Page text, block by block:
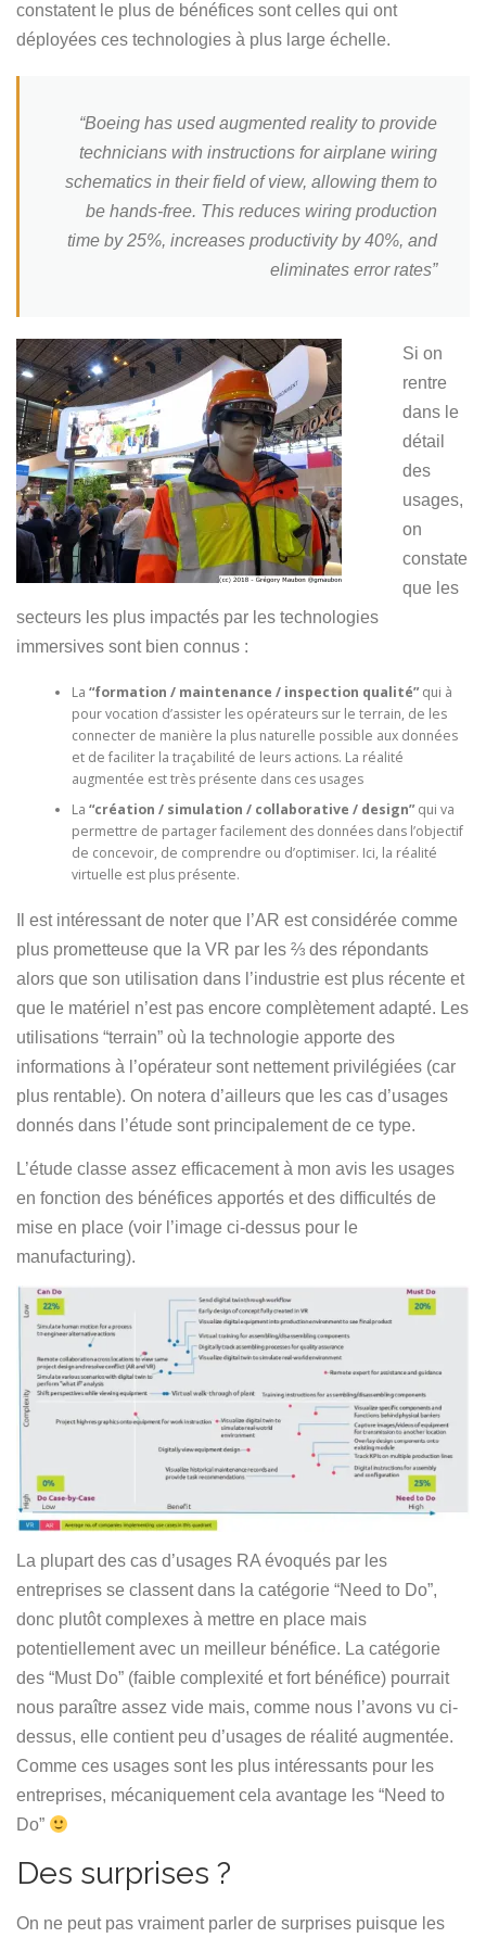
constatent le plus de bénéfices sont celles qui ont
déployées ces technologies à plus large échelle.
“Boeing has used augmented reality to provide
technicians with instructions for airplane wiring
schematics in their field of view, allowing them to
be hands-free. This reduces wiring production
time by 25%, increases productivity by 40%, and
eliminates error rates”
Si on
rentre
dans le
détail
des
usages,
on
constate
que les
secteurs les plus impactés par les technologies
immersives sont bien connus :
La “formation / maintenance / inspection qualité”qui à
pour vocation d’assister les opérateurs sur le terrain, de les
connecter de manière la plus naturelle possible aux données
et de faciliter la traçabilité de leurs actions. La réalité
augmentée est très présente dans ces usages
La “création / simulation / collaborative / design”qui va
permettre de partager facilement des données dans l’objectif
de concevoir, de comprendre ou d’optimiser. Ici, la réalité
virtuelle est plus présente.
Il est intéressant de noter que l’AR est considérée comme
plus prometteuse que la VR par les ⅔ des répondants
alors que son utilisation dans l’industrie est plus récente et
que le matériel n’est pas encore complètement adapté. Les
utilisations “terrain” où la technologie apporte des
informations à l’opérateur sont nettement privilégiées (car
plus rentable). On notera d’ailleurs que les cas d’usages
donnés dans l’étude sont principalement de ce type.
L’étude classe assez efficacement à mon avis les usages
en fonction des bénéfices apportés et des difficultés de
mise en place (voir l’image ci-dessus pour le
manufacturing).
La plupart des cas d’usages RA évoqués par les
entreprises se classent dans la catégorie “Need to Do”,
donc plutôt complexes à mettre en place mais
potentiellement avec un meilleur bénéfice. La catégorie
des “Must Do” (faible complexité et fort bénéfice) pourrait
nous paraître assez vide mais, comme nous l’avons vu ci-
dessus, elle contient peu d’usages de réalité augmentée.
Comme ces usages sont les plus intéressants pour les
entreprises, mécaniquement cela avantage les “Need to
Do”
Des surprises ?
On ne peut pas vraiment parler de surprises puisque les